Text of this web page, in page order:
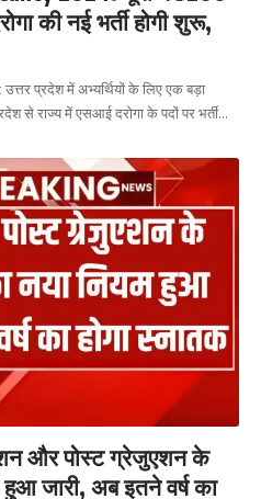
की नई भर्ती होगी शुरू,
प्रदेश में अभ्यर्थियों के लिए एक बड़ा
से राज्य में एसआई दरोगा के पदों पर भर्ती…
और पोस्ट ग्रेजुएशन के
जारी, अब इतने वर्ष का